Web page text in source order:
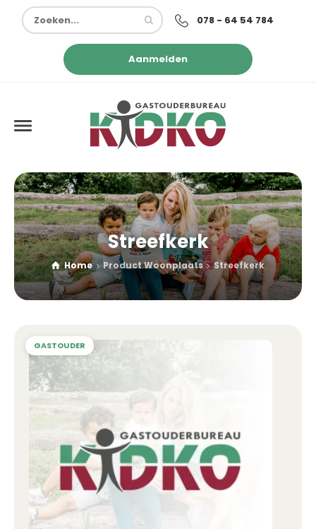
078 - 64 54 784
Aanmelden
Streefkerk
Home Product Woonplaats Streefkerk